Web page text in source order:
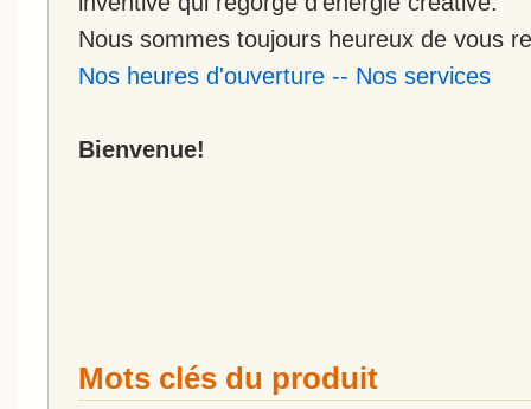
Nous sommes toujours heureux de vous
Nos heures d'ouverture -- Nos services
Bienvenue!
Mots clés du produit